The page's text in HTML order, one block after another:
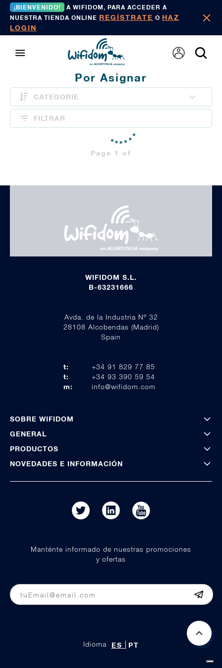
¡BIENVENIDO!
A WIFIDOM, PARA ACCEDER A
NUESTRA TIENDA ONLINE REGÍSTRATE O HAZ
LOGIN
Por Asignar
CATEGORIE
FILTRAR
Page 1 of
WIFIDOM S.L.
B-63231666
Avda. de la Industria Nº 32
28108 Alcobendas (Madrid)
Spain
t:
+34 91 829 77 85
t:
+34 93 390 59 54
m:
info@wifidom.com
SOBRE WIFIDOM
GENERAL
PRODUCTOS
NOVEDADES E INFORMACIÓN
Idioma ES PT
Manténte informado de nuestras promociones
y ofertas